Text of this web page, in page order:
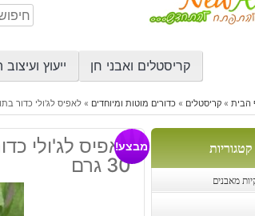
חיפוש
עבור:
קריסטלים ואבני חן ייעוץ
הבית »קריסטלים »כדורים מוטות ומיוחדים »לאפיס לג'ולי כדור
קטגוריות
מאבנים
לאפיס לג'ולי
30 גרם
מבצע!